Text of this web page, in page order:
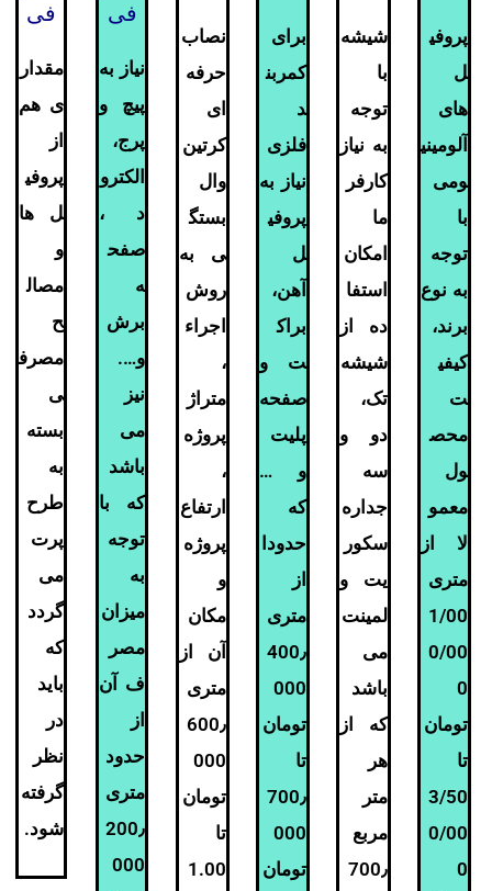
پروفی
ل
های
آلومینی
ومی
با
توجه
به نوع
برند،
کیفی
ت
محص
ول
معمو
لا از
متری
1/00
0/00
0
تومان
تا
3/50
0/00
0
شیشه
با
توجه
به نیاز
کارفر
ما
امکان
استفا
ده از
شیشه
تک،
دو و
سه
جداره
سکور
یت و
لمینت
می
باشد
که از
هر
متر
مربع
700٫
برای
کمربن
د
فلزی
نیاز به
پروفی
ل
آهن،
براک
ت و
صفحه
پلیت
و …
که
حدودا
از
متری
400٫
000
تومان
تا
700٫
000
تومان
نصاب
حرفه
ای
کرتین
وال
بستگ
ی به
روش
اجراء
،
متراژ
پروژه
،
ارتفاع
پروژه
و
مکان
آن از
متری
600٫
000
تومان
تا
1.00
فی
نیاز به
پیچ و
پرج،
الکترو
د ،
صفح
ه
برش
و….
نیز
می
باشد
که با
توجه
به
میزان
مصر
ف آن
از
حدود
متری
200٫
000
فی
مقدار
ی هم
از
پروفی
ل ها
و
مصال
ح
مصرف
ی
بسته
به
طرح
پرت
می
گردد
که
باید
در
نظر
گرفته
شود.